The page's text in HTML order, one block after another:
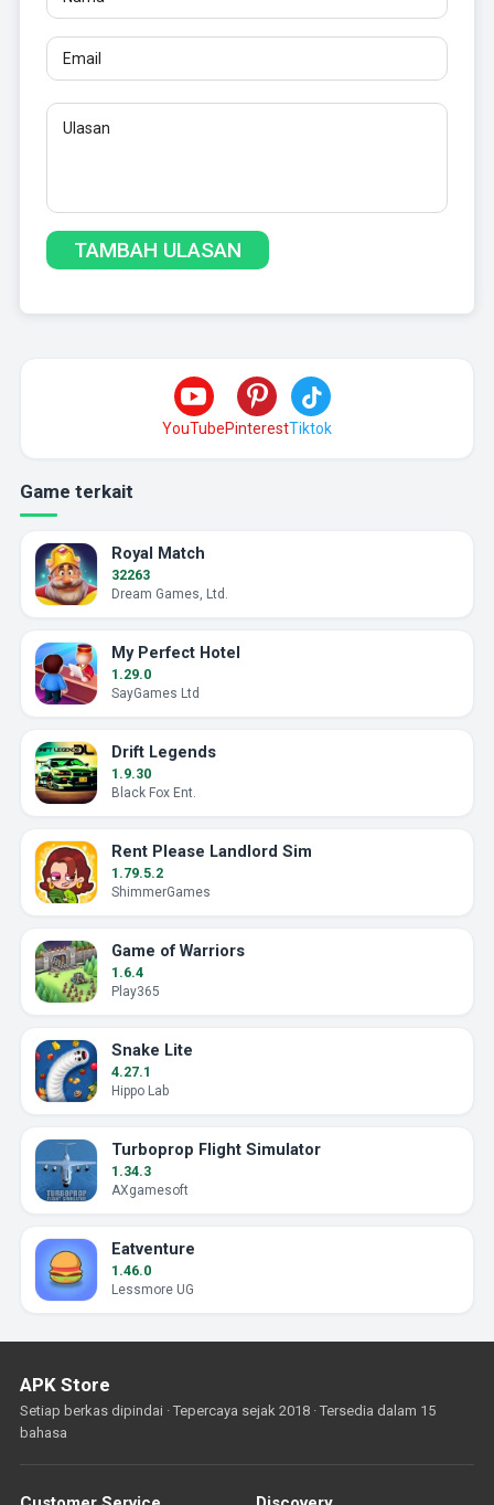
YouTubePinterestTiktok
Game terkait
Royal Match
32263
Dream Games, Ltd.
My Perfect Hotel
1.29.0
SayGames Ltd
Drift Legends
1.9.30
Black Fox Ent.
Rent Please Landlord Sim
1.79.5.2
ShimmerGames
Game of Warriors
1.6.4
Play365
Snake Lite
4.27.1
Hippo Lab
Turboprop Flight Simulator
1.34.3
AXgamesoft
Eatventure
1.46.0
Lessmore UG
APK Store
Setiap berkas dipindai · Tepercaya sejak 2018 · Tersedia dalam 15
bahasa